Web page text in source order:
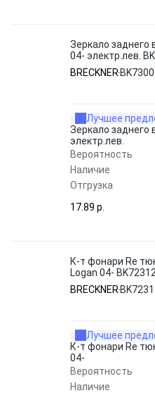
Зеркало заднего
04- электр.лев.
BRECKNER
Лучшее
Зеркало заднего
электр.лев.
Вероятность
Наличие
Отгрузка
17.89 p.
К-т фонари Re
Logan 04-
BRECKNER
Лучшее
К-т фонари Re
04-
Вероятность
Наличие